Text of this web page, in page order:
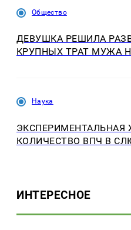
Общество
ДЕВУШКА РЕШИЛА
КРУПНЫХ ТРАТ МУЖА
Наука
ЭКСПЕРИМЕНТАЛЬНАЯ
КОЛИЧЕСТВО ВПЧ В
ИНТЕРЕСНОЕ